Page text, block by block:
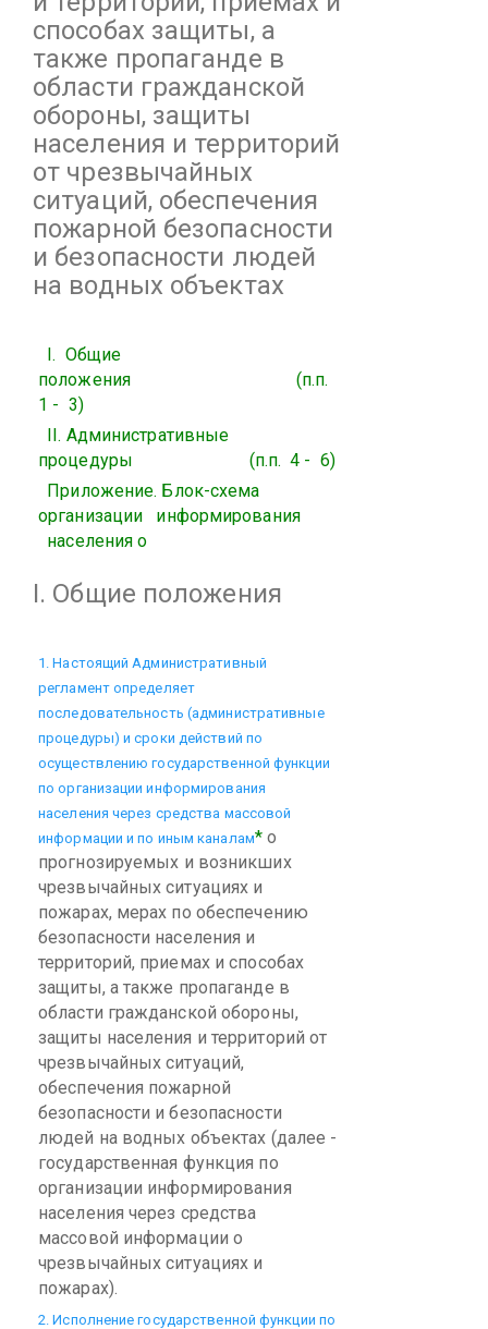
способах защиты, а
также пропаганде в
области гражданской
обороны, защиты
населения и территорий
от чрезвычайных
ситуаций, обеспечения
пожарной безопасности
и безопасности людей
на водных объектах
I. Общие
положения
(п.п.
1 - 3)
II. Административные
процедуры
(п.п. 4 - 6)
Приложение. Блок-схема
организации
информирования
населения о
I. Общие положения
1. Настоящий Административный
регламент определяет
последовательность (административные
процедуры) и сроки действий по
осуществлению государственной функции
по организации информирования
населения через средства массовой
информации и по иным каналам*о
прогнозируемых и возникших
чрезвычайных ситуациях и
пожарах, мерах по обеспечению
безопасности населения и
территорий, приемах и способах
защиты, а также пропаганде в
области гражданской обороны,
защиты населения и территорий от
чрезвычайных ситуаций,
обеспечения пожарной
безопасности и безопасности
людей на водных объектах (далее -
государственная функция по
организации информирования
населения через средства
массовой информации о
чрезвычайных ситуациях и
пожарах).
2. Исполнение государственной функции по